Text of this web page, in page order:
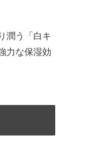
潤う「白キ
力な保湿効